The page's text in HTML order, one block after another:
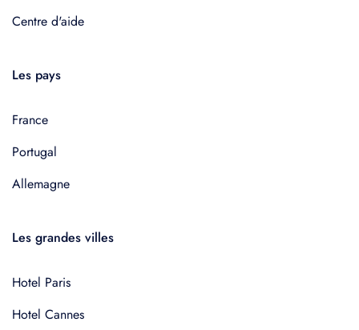
Centre d'aide
Les pays
France
Portugal
Allemagne
Les grandes villes
Hotel Paris
Hotel Cannes